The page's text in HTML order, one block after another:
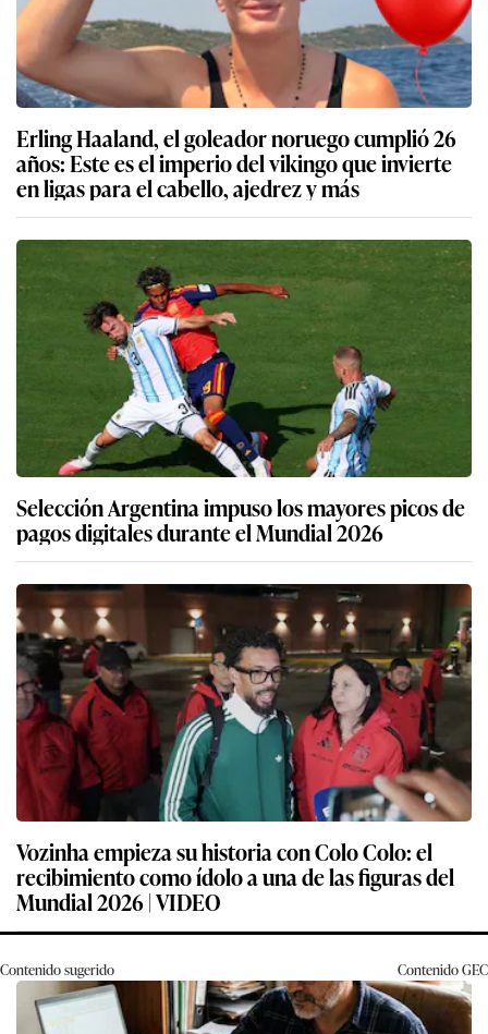
Erling Haaland, el goleador noruego cumplió 26
años: Este es el imperio del vikingo que invierte
en ligas para el cabello, ajedrez y más
Selección Argentina impuso los mayores picos de
pagos digitales durante el Mundial 2026
Vozinha empieza su historia con Colo Colo: el
recibimiento como ídolo a una de las figuras del
Mundial 2026 | VIDEO
Contenido sugerido ContenidoGEC